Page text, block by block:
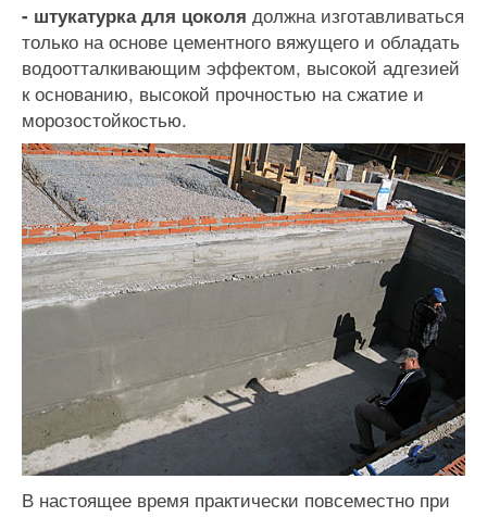
- штукатурка для цоколя должна изготавливаться
только на основе цементного вяжущего и обладать
водоотталкивающим эффектом, высокой адгезией
к основанию, высокой прочностью на сжатие и
морозостойкостью.
В настоящее время практически повсеместно при